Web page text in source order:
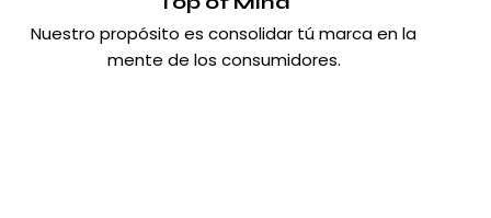
Nuestro propósito es consolidar tú marca en la
mente de los consumidores.